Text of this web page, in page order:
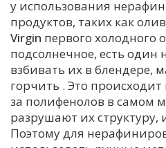
у использования
продуктов, таких как
Virgin первого
подсолнечное, есть один
взбивать их в блендере,
горчить . Это происходит
за полифенолов в самом
разрушают их структуру,
Поэтому для